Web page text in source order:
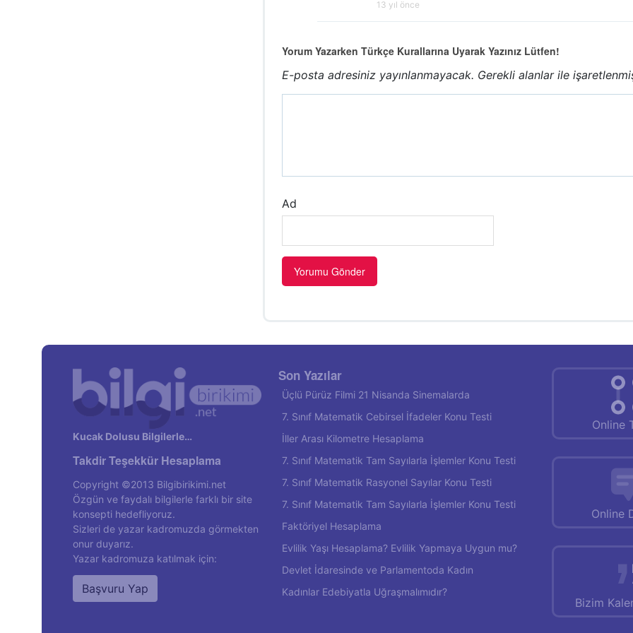
13 yıl önce
Yorum Yazarken Türkçe Kurallarına Uyarak Yazınız Lütfen!
E-posta adresiniz yayınlanmayacak. Gerekli alanlar ile
Ad
Kucak Dolusu Bilgilerle…
Takdir Teşekkür Hesaplama
Copyright ©2013 Bilgibirikimi.net
Özgün ve faydalı bilgilerle farklı bir site
konsepti hedefliyoruz.
Sizleri de yazar kadromuzda görmekten
onur duyarız.
Yazar kadromuza katılmak için:
Başvuru Yap
Son Yazılar
Üçlü Pürüz Filmi 21 Nisanda Sinemalarda
7. Sınıf Matematik Cebirsel İfadeler Konu Testi
İller Arası Kilometre Hesaplama
7. Sınıf Matematik Tam Sayılarla İşlemler Konu Testi
7. Sınıf Matematik Rasyonel Sayılar Konu Testi
7. Sınıf Matematik Tam Sayılarla İşlemler Konu Testi
Faktöriyel Hesaplama
Evlilik Yaşı Hesaplama? Evlilik Yapmaya Uygun mu?
Devlet İdaresinde ve Parlamentoda Kadın
Kadınlar Edebiyatla Uğraşmalımıdır?
Online
Online
Bizim